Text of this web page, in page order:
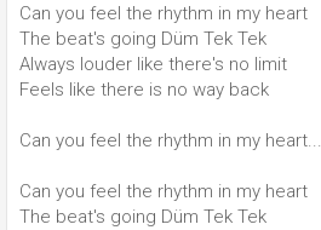
Can you feel the rhythm in my heart
The beat's going Düm Tek Tek
Always louder like there's no limit
Feels like there is no way back
Can you feel the rhythm in my heart...
Can you feel the rhythm in my heart
The beat's going Düm Tek Tek